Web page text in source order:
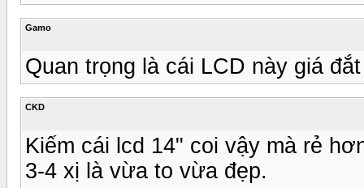
Gamo
Quan trọng là cái LCD này giá
CKD
Kiếm cái lcd 14" coi vậy mà rẻ
3-4 xị là vừa to vừa đẹp.